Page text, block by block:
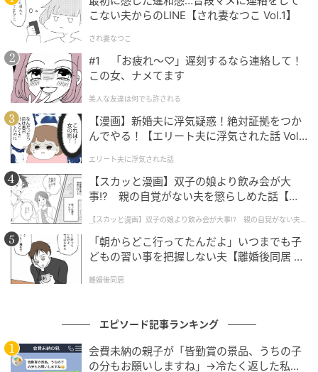
れた実体験をもとに制作していますが、個人が特定さ
れないよう、一部設定を変更しています。
（ハウコレ編集部）
次の記事
彼がデート候補のお店を送るたび一軒だけ消
す。その理由がわからず不安だった私
こない夫からのLINE【され妻なつこ Vol.1】
され妻なつこ
#1 「お疲れ〜♡」遅刻するなら連絡して！
この女、ナメてます
美人な友達は何でも許される
【漫画】新婚夫に浮気疑惑！絶対証拠をつか
んでやる！【エリート夫に浮気された話 Vol.
エリート夫に浮気された話
【スカッと漫画】双子の娘より飲み会が大
事!? 親の自覚がない夫を懲らしめた話【第1
【スカッと漫画】双子の娘より飲み会が大事!? 親の自覚がない夫を
懲らしめた話
「朝からどこ行ってたんだよ」いつまでも子
どもの習い事を把握しない夫【離婚後同居 Vo
離婚後同居
エピソード記事ランキング
会費未納の親子が「皆勤賞の景品、うちの子
の分もお願いしますね」→冷たく返した私が